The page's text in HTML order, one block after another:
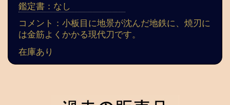
鑑定書：なし
コメント：小板目に地景が沈んだ地鉄に、焼刃に
は金筋よくかかる現代刀です。
在庫あり